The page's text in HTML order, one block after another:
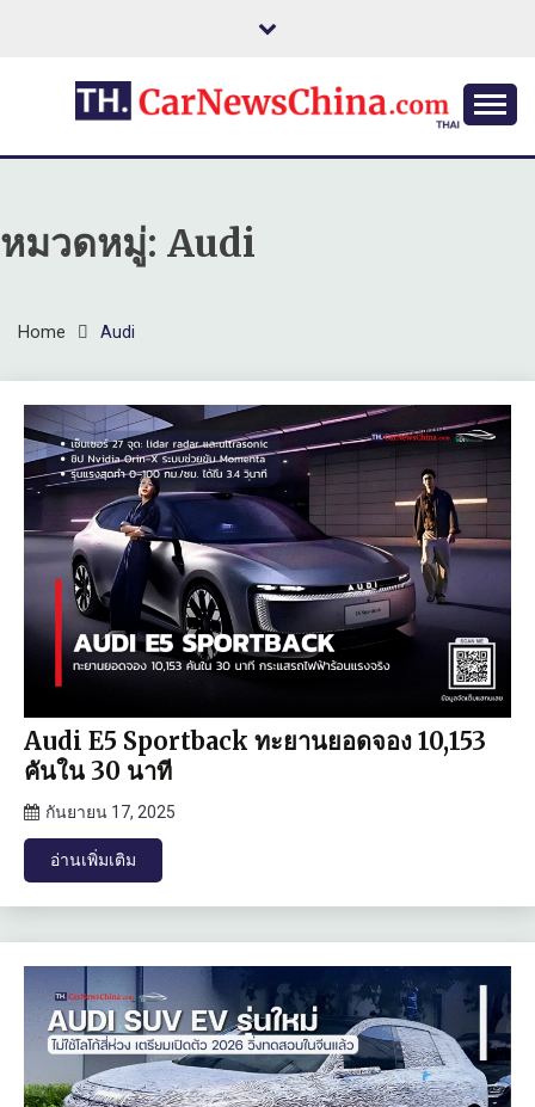
หมวดหมู่: Audi
Home Audi
Audi E5 Sportback ทะยานยอดจอง 10,153
คันใน 30 นาที
กันยายน 17, 2025
อ่านเพิ่มเติม